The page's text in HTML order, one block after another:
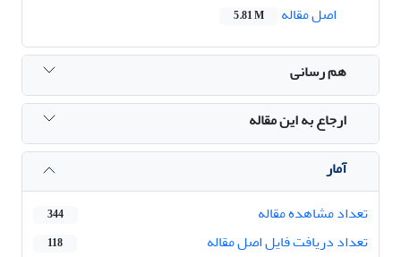
اصل مقاله
5.81 M
هم رسانی
ارجاع به این مقاله
آمار
تعداد مشاهده مقاله
344
تعداد دریافت فایل اصل مقاله 118